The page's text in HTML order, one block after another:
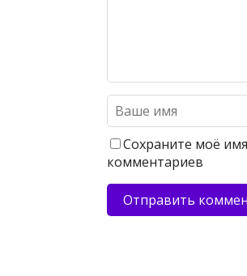
Сохраните моё
комментариев